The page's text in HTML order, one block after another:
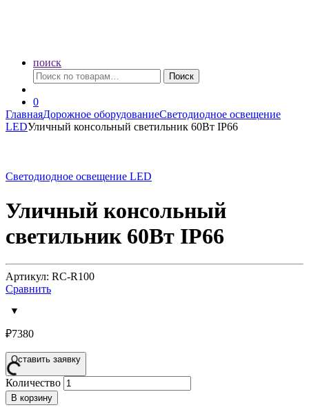
поиск
Искать:
Поиск
0
ГлавнаяДорожное оборудованиеСветодиодное освещение
LEDУличный консольный светильник 60Вт IP66
Светодиодное освещение LED
Уличный консольный
светильник 60Вт IP66
Артикул: RC-R100
Сравнить
₽7380
Оставить заявку
Количество
В корзину